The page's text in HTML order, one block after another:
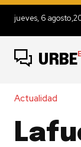
jueves, 6
URBE
Actualidad